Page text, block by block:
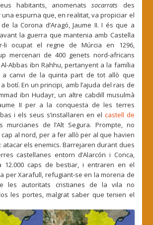
habitants, anomenatssocarrats des
una espurna que, en realitat, va propiciar el
la Corona d’Aragó, Jaume II. I és que a
la guerra que mantenia amb Castella
li ocupat el regne de Múrcia en 1296,
mercenari de 400 genets nord-africans
Abbas ibn Rahhu, pertanyent a la família
a canvi de la quinta part de tot allò que
botí. En un principi, amb l’ajuda del rais de
ibn Hudayr, un altre cabdill musulmà
II per a la conquesta de les terres
i els seus s’instal·laren en el castell de
murcianes de l’Alt Segura. Prompte, no
al nord, per a fer allò per al que havien
atacar els enemics. Barrejaren durant dues
castellanes entorn d’Alarcón i Conca,
12.000 caps de bestiar, i entraren en el
per Xarafull, refugiant-se en la moreria de
les autoritats cristianes de la vila no
les portes, malgrat saber que tenien el